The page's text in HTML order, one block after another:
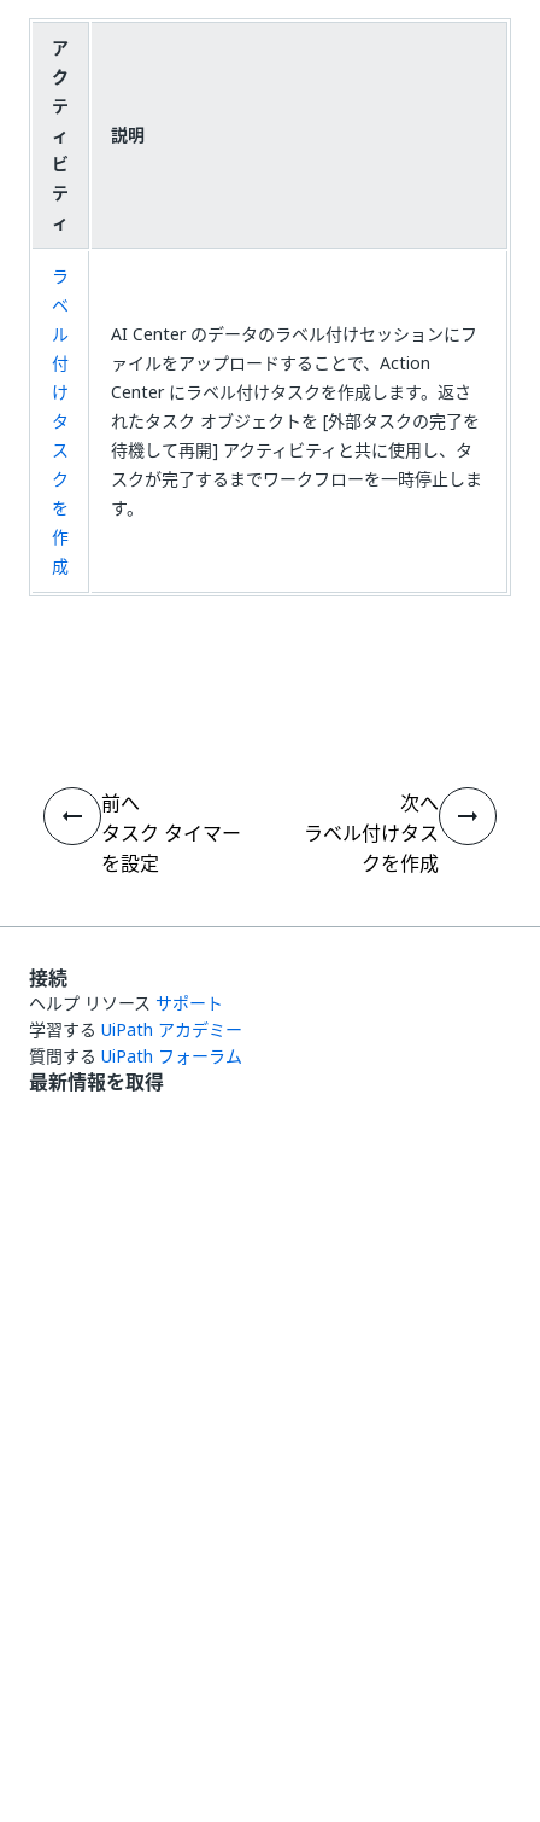
ア
ク
テ
ィ
ビ
テ
ィ
説明
ラ
ベ
ル
付
け
タ
ス
ク
を
作
成
AI Center のデータのラベル付けセッションにフ
ァイルをアップロードすることで、Action
Center にラベル付けタスクを作成します。返さ
れたタスク オブジェクトを [外部タスクの完了を
待機して再開] アクティビティと共に使用し、タ
スクが完了するまでワークフローを一時停止しま
す。
前へ
タスク タイマー
を設定
次へ
ラベル付けタス
クを作成
接続
ヘルプ リソース サポート
学習する UiPath アカデミー
質問する UiPath フォーラム
最新情報を取得